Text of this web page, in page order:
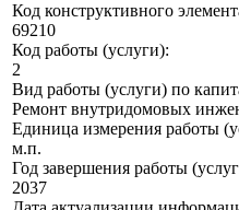
Код конструктивного
69210
Код работы (услуги):
2
Вид работы (услуги) по
Ремонт внутридомовых
Единица измерения работы
м.п.
Год завершения работы
2037